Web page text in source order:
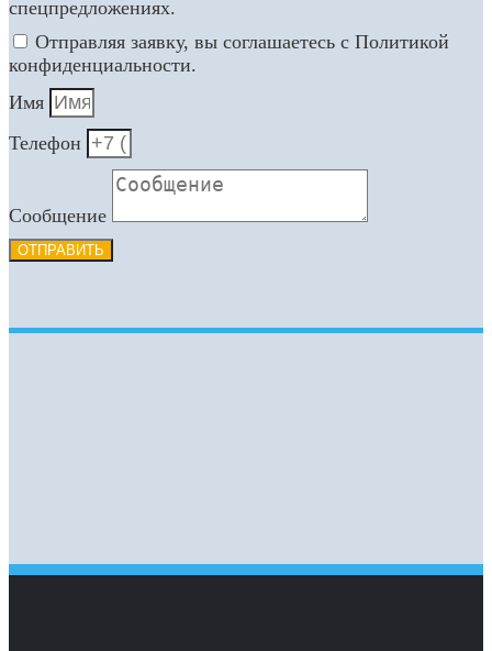
спецпредложениях.
Отправляя заявку, вы соглашаетесь с Политикой
конфиденциальности.
Имя
Телефон
Сообщение
ОТПРАВИТЬ